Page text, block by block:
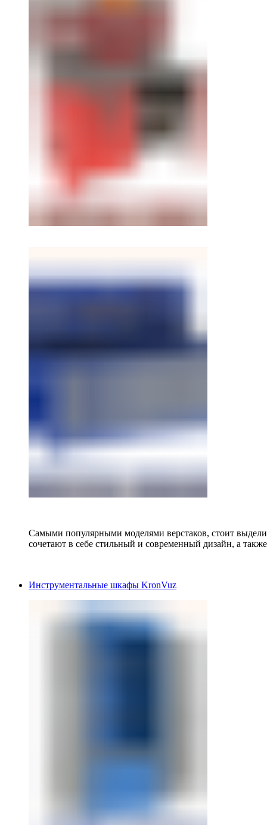
Самыми популярными моделями верстаков, стоит
сочетают в себе стильный и современный дизайн, а
Инструментальные шкафы KronVuz